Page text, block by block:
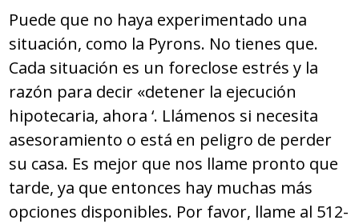
Puede que no haya experimentado una
situación, como la Pyrons. No tienes que.
Cada situación es un foreclose estrés y la
razón para decir «detener la ejecución
hipotecaria, ahora ‘. Llámenos si necesita
asesoramiento o está en peligro de perder
su casa. Es mejor que nos llame pronto que
tarde, ya que entonces hay muchas más
opciones disponibles. Por favor, llame al 512-